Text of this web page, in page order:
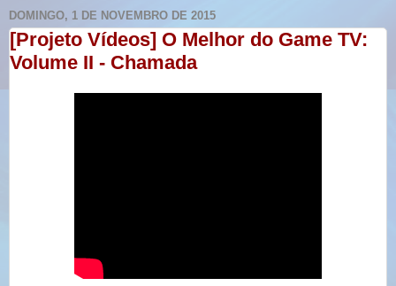
DOMINGO, 1 DE NOVEMBRO DE 2015
[Projeto Vídeos] O Melhor do Game TV:
Volume II - Chamada